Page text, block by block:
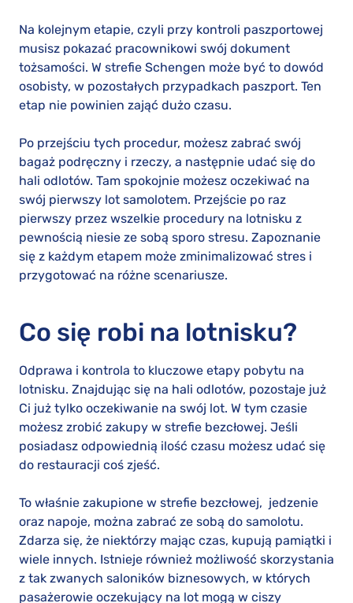
Na kolejnym etapie, czyli przy kontroli paszportowej
musisz pokazać pracownikowi swój dokument
tożsamości. W strefie Schengen może być to dowód
osobisty, w pozostałych przypadkach paszport. Ten
etap nie powinien zająć dużo czasu.
Po przejściu tych procedur, możesz zabrać swój
bagaż podręczny i rzeczy, a następnie udać się do
hali odlotów. Tam spokojnie możesz oczekiwać na
swój pierwszy lot samolotem. Przejście po raz
pierwszy przez wszelkie procedury na lotnisku z
pewnością niesie ze sobą sporo stresu. Zapoznanie
się z każdym etapem może zminimalizować stres i
przygotować na różne scenariusze.
Co się robi na lotnisku?
Odprawa i kontrola to kluczowe etapy pobytu na
lotnisku. Znajdując się na hali odlotów, pozostaje już
Ci już tylko oczekiwanie na swój lot. W tym czasie
możesz zrobić zakupy w strefie bezcłowej. Jeśli
posiadasz odpowiednią ilość czasu możesz udać się
do restauracji coś zjeść.
To właśnie zakupione w strefie bezcłowej, jedzenie
oraz napoje, można zabrać ze sobą do samolotu.
Zdarza się, że niektórzy mając czas, kupują pamiątki i
wiele innych. Istnieje również możliwość skorzystania
z tak zwanych saloników biznesowych, w których
pasażerowie oczekujący na lot mogą w ciszy